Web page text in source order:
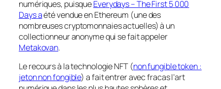
numériques, puisqueEverydays – The First 5 000
Daysaétévendue enEthereum (une des
nombreusescryptomonnaies actuelles) à un
collectionneur anonyme qui se fait appeler
Metakovan.
Le recoursà la technologieNFT (non fungible token :
jeton non fongible) afait entreravec fracasl’art